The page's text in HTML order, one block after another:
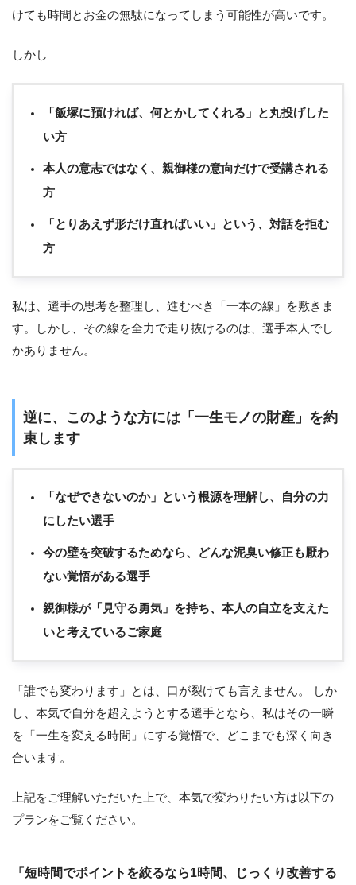
けても時間とお金の無駄になってしまう可能性が高いです。
しかし
「飯塚に預ければ、何とかしてくれる」と丸投げした
い方
本人の意志ではなく、親御様の意向だけで受講される
方
「とりあえず形だけ直ればいい」という、対話を拒む
方
私は、選手の思考を整理し、進むべき「一本の線」を敷きま
す。しかし、その線を全力で走り抜けるのは、選手本人でし
かありません。
逆に、このような方には「一生モノの財産」を約
束します
「なぜできないのか」という根源を理解し、自分の力
にしたい選手
今の壁を突破するためなら、どんな泥臭い修正も厭わ
ない覚悟がある選手
親御様が「見守る勇気」を持ち、本人の自立を支えた
いと考えているご家庭
「誰でも変わります」とは、口が裂けても言えません。 しか
し、本気で自分を超えようとする選手となら、私はその一瞬
を「一生を変える時間」にする覚悟で、どこまでも深く向き
合います。
上記をご理解いただいた上で、本気で変わりたい方は以下の
プランをご覧ください。
「短時間でポイントを絞るなら1時間、じっくり改善する